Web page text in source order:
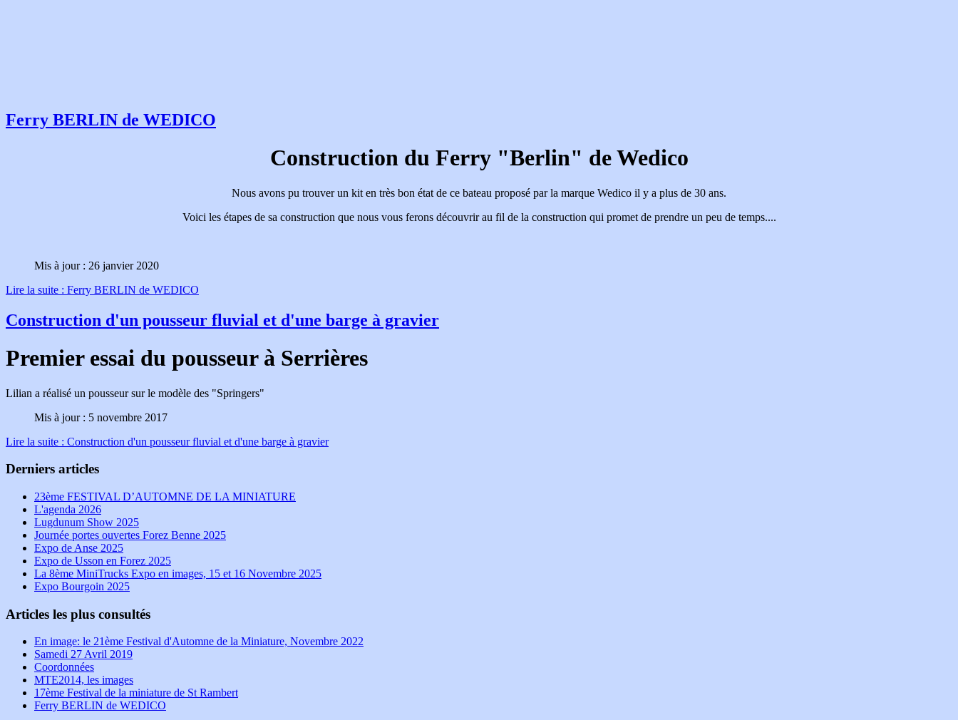
Ferry BERLIN de WEDICO
Construction du Ferry "Berlin" de Wedico
Nous avons pu trouver un kit en très bon état de ce bateau proposé par la marque Wedico il y a plus de 30 ans.
Voici les étapes de sa construction que nous vous ferons découvrir au fil de la construction qui promet de prendre un peu de temps....
Mis à jour : 26 janvier 2020
Lire la suite : Ferry BERLIN de WEDICO
Construction d'un pousseur fluvial et d'une barge à gravier
Premier essai du pousseur à Serrières
Lilian a réalisé un pousseur sur le modèle des "Springers"
Mis à jour : 5 novembre 2017
Lire la suite : Construction d'un pousseur fluvial et d'une barge à gravier
Derniers articles
23ème FESTIVAL D’AUTOMNE DE LA MINIATURE
L'agenda 2026
Lugdunum Show 2025
Journée portes ouvertes Forez Benne 2025
Expo de Anse 2025
Expo de Usson en Forez 2025
La 8ème MiniTrucks Expo en images, 15 et 16 Novembre 2025
Expo Bourgoin 2025
Articles les plus consultés
En image: le 21ème Festival d'Automne de la Miniature, Novembre 2022
Samedi 27 Avril 2019
Coordonnées
MTE2014, les images
17ème Festival de la miniature de St Rambert
Ferry BERLIN de WEDICO